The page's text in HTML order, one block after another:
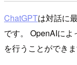
ChatGPTは対話に
です。 OpenAIに
を行うことができま